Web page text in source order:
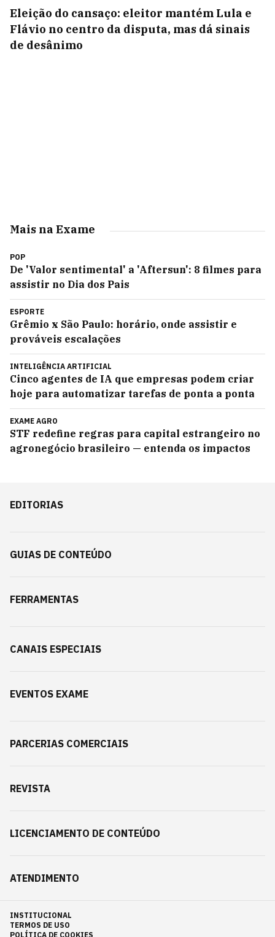
Eleição do cansaço: eleitor mantém Lula e
Flávio no centro da disputa, mas dá sinais
de desânimo
Mais na Exame
POP
De 'Valor sentimental' a 'Aftersun': 8 filmes para
assistir no Dia dos Pais
ESPORTE
Grêmio x São Paulo: horário, onde assistir e
prováveis escalações
INTELIGÊNCIA ARTIFICIAL
Cinco agentes de IA que empresas podem criar
hoje para automatizar tarefas de ponta a ponta
EXAME AGRO
STF redefine regras para capital estrangeiro no
agronegócio brasileiro — entenda os impactos
EDITORIAS
GUIAS DE CONTEÚDO
FERRAMENTAS
CANAIS ESPECIAIS
EVENTOS EXAME
PARCERIAS COMERCIAIS
REVISTA
LICENCIAMENTO DE CONTEÚDO
ATENDIMENTO
INSTITUCIONAL
TERMOS DE USO
POLÍTICA DE COOKIES